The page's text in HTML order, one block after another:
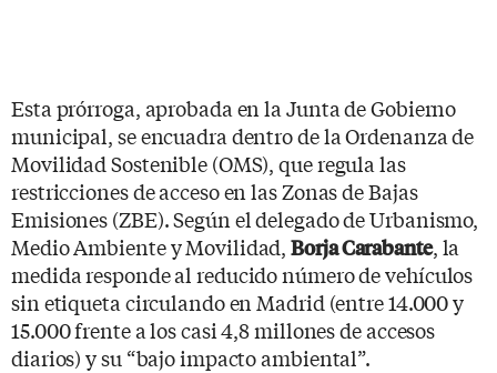
Esta prórroga, aprobada en la Junta de Gobierno
municipal, se encuadra dentro de la Ordenanza de
Movilidad Sostenible (OMS), que regula las
restricciones de acceso en las Zonas de Bajas
Emisiones (ZBE). Según el delegado de Urbanismo,
Medio Ambiente y Movilidad,Borja Carabante, la
medida responde al reducido número de vehículos
sin etiqueta circulando en Madrid (entre 14.000 y
15.000 frente a los casi 4,8 millones de accesos
diarios) y su “bajo impacto ambiental”.